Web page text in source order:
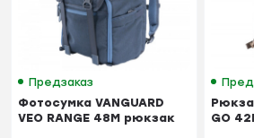
Предзаказ
Фотосумка VANGUARD
VEO RANGE 48M рюкзак
GO